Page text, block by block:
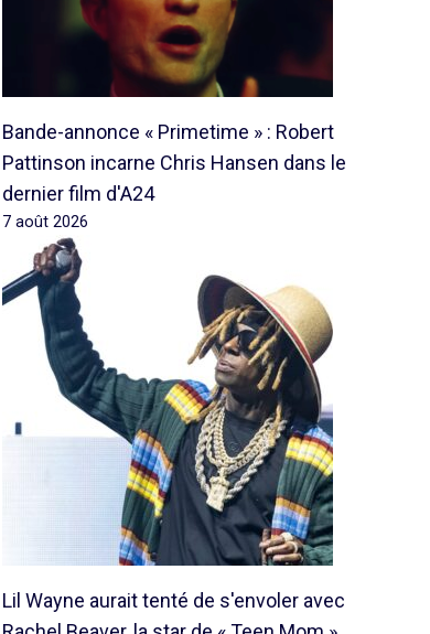
Bande-annonce « Primetime » : Robert
Pattinson incarne Chris Hansen dans le
dernier film d'A24
7 août 2026
Lil Wayne aurait tenté de s'envoler avec